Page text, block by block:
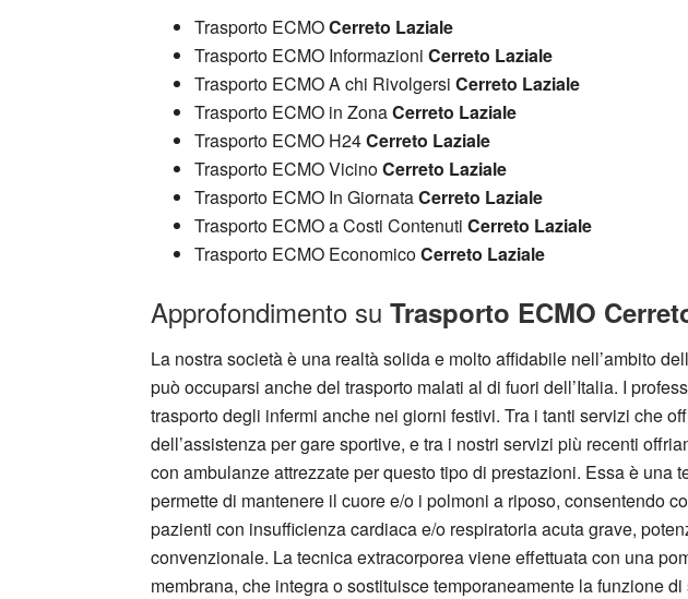
Trasporto ECMOCerreto Laziale
Trasporto ECMO Informazioni Cerreto Laziale
Trasporto ECMO A chi Rivolgersi Cerreto Laziale
Trasporto ECMO in ZonaCerreto Laziale
Trasporto ECMO H24Cerreto Laziale
Trasporto ECMO VicinoCerreto Laziale
Trasporto ECMO In GiornataCerreto Laziale
Trasporto ECMO a Costi Contenuti Cerreto Laziale
Trasporto ECMO EconomicoCerreto Laziale
Approfondimento su Trasporto ECMO
La nostra società è una realtà solida e molto affidabile nell’ambito
può occuparsi anche del trasporto malati al di fuori dell’Italia. I
trasporto degli infermi anche nei giorni festivi. Tra i tanti servizi che
dell’assistenza per gare sportive, e tra i nostri servizi più recenti
con ambulanze attrezzate per questo tipo di prestazioni. Essa è
permette di mantenere il cuore e/o i polmoni a riposo, consentendo
pazienti con insufficienza cardiaca e/o respiratoria acuta grave,
convenzionale. La tecnica extracorporea viene effettuata con una
membrana, che integra o sostituisce temporaneamente la funzione